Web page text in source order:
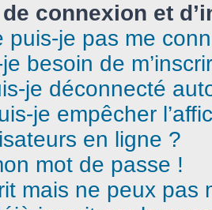
connexion et
puis-je pas me
besoin de
je déconnecté
je empêcher
en ligne ?
mot de passe !
mais ne peux pas